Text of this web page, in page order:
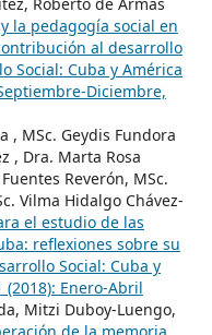
Roberto de Armas
la pedagogía social en
al desarrollo
Social: Cuba y América
Diciembre,
, MSc. Geydis Fundora
, Dra. Marta Rosa
Reverón, MSc.
Vilma Hidalgo Chávez-
el estudio de las
reflexiones sobre su
Social: Cuba y
Enero-Abril
Mitzi Duboy-Luengo,